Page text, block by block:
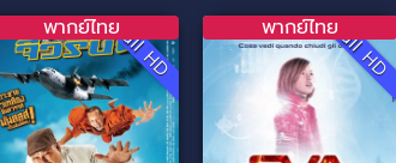
Full HD
พากย์ไทย Full HD
พากย์ไทย